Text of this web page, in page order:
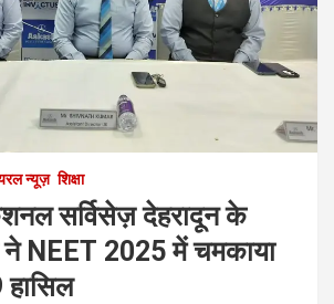
न्यूज़ शिक्षा
सर्विसेज़ देहरादून के
ने NEET 2025 में चमकाया